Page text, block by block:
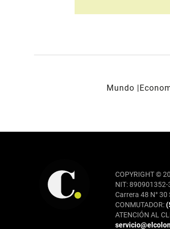
Mundo
COPYRIGHT ©
NIT: 890901352-
Carrera 48 N°
CONMUTADOR:
ATENCIÓN AL